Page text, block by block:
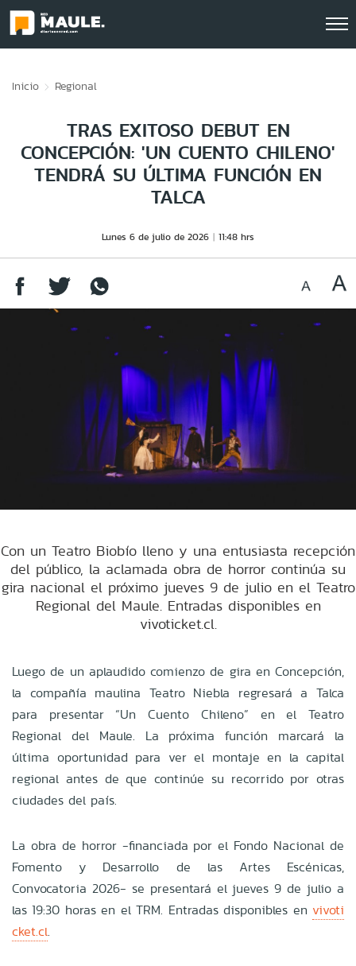
Inicio Regional
TRAS EXITOSO DEBUT EN
CONCEPCIÓN: 'UN CUENTO CHILENO'
TENDRÁ SU ÚLTIMA FUNCIÓN EN
TALCA
Lunes 6 de julio de 2026 11:48 hrs
Con un Teatro Biobío lleno y una entusiasta recepción
del público, la aclamada obra de horror continúa su
gira nacional el próximo jueves 9 de julio en el Teatro
Regional del Maule. Entradas disponibles en
vivoticket.cl.
Luego de un aplaudido comienzo de gira en Concepción,
la compañía maulina Teatro Niebla regresará a Talca
para presentar “Un Cuento Chileno” en el Teatro
Regional del Maule. La próxima función marcará la
última oportunidad para ver el montaje en la capital
regional antes de que continúe su recorrido por otras
ciudades del país.
La obra de horror -financiada por el Fondo Nacional de
Fomento y Desarrollo de las Artes Escénicas,
Convocatoria 2026- se presentará el jueves 9 de julio a
las 19:30 horas en el TRM. Entradas disponibles en vivoti
cket.cl.